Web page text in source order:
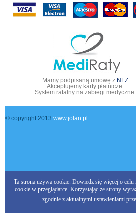
Mamy podpisaną umowę z NFZ
Akceptujemy karty płatnicze.
System ratalny na zabiegi medyczne.
© copyright 2013 www.jolan.pl
Ta strona używa cookie. Dowiedz się więcejo celu
cookie w przeglądarce. Korzystając ze strony
zgodnie z aktualnymi ustawieniami